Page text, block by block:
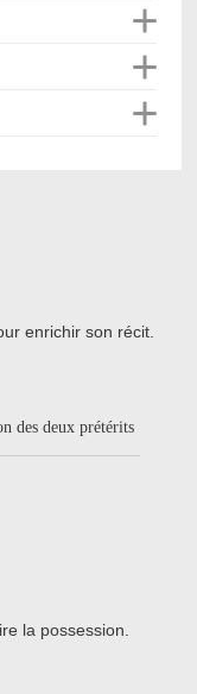
enrichir son récit.
des deux prétérits
la possession.